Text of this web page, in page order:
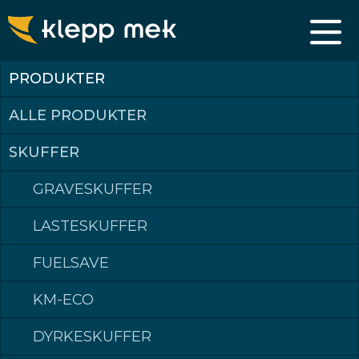
PRODUKTER
ALLE PRODUKTER
SKUFFER
GRAVESKUFFER
LASTESKUFFER
FUELSAVE
KM-ECO
DYRKESKUFFER